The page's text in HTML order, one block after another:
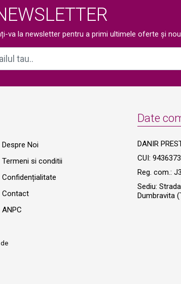
va la newsletter pentru a primi ultimele oferte și
Despre Noi
Termeni si conditii
Confidențialitate
Contact
ANPC
Date
DANIR
CUI: 9436373
Reg. com.:
Sediu:
Dumbravita